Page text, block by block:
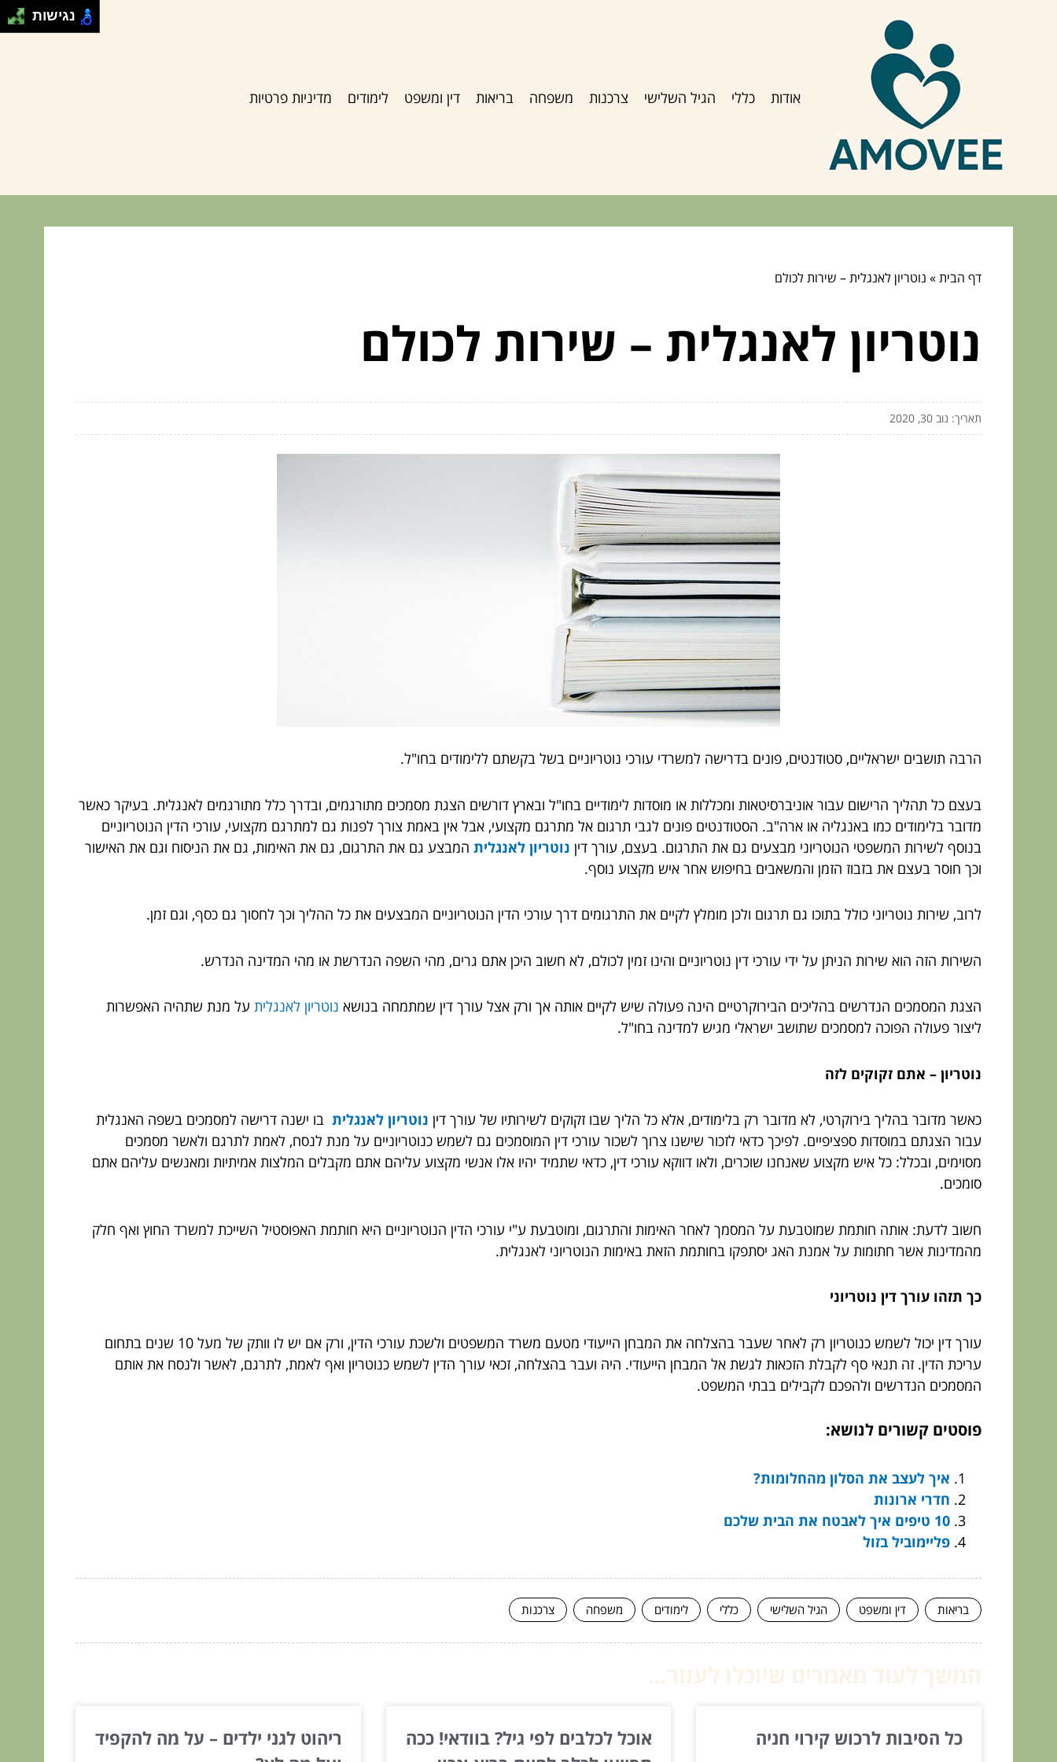
אודות כללי הגיל השלישי צרכנות משפחה בריאות דין ומשפט לימודים מדיניות פרטיות
דף הבית» נוטריון לאנגלית – שירות לכולם
נוטריון לאנגלית – שירות לכולם
תאריך: נוב 30, 2020
הרבה תושבים ישראליים, סטודנטים, פונים בדרישה למשרדי עורכי נוטריוניים בשל בקשתם ללימודים בחו"ל.
בעצם כל תהליך הרישום עבור אוניברסיטאות ומכללות או מוסדות לימודיים בחו"ל ובארץ דורשים הצגת מסמכים מתורגמים, ובדרך כלל מתורגמים לאנגלית. בעיקר כאשר
מדובר בלימודים כמו באנגליה או ארה"ב. הסטודנטים פונים לגבי תרגום אל מתרגם מקצועי, אבל אין באמת צורך לפנות גם למתרגם מקצועי, עורכי הדין הנוטריוניים
בנוסף לשירות המשפטי הנוטריוני מבצעים גם את התרגום. בעצם, עורך דין נוטריון לאנגלית המבצע גם את התרגום, גם את האימות, גם את הניסוח וגם את האישור
וכך חוסר בעצם את בזבוז הזמן והמשאבים בחיפוש אחר איש מקצוע נוסף.
לרוב, שירות נוטריוני כולל בתוכו גם תרגום ולכן מומלץ לקיים את התרגומים דרך עורכי הדין הנוטריוניים המבצעים את כל ההליך וכך לחסוך גם כסף, וגם זמן.
השירות הזה הוא שירות הניתן על ידי עורכי דין נוטריוניים והינו זמין לכולם, לא חשוב היכן אתם גרים, מהי השפה הנדרשת או מהי המדינה הנדרש.
הצגת המסמכים הנדרשים בהליכים הבירוקרטיים הינה פעולה שיש לקיים אותה אך ורק אצל עורך דין שמתמחה בנושא נוטריון לאנגלית על מנת שתהיה האפשרות
ליצור פעולה הפוכה למסמכים שתושב ישראלי מגיש למדינה בחו"ל.
נוטריון – אתם זקוקים לזה
כאשר מדובר בהליך בירוקרטי, לא מדובר רק בלימודים, אלא כל הליך שבו זקוקים לשירותיו של עורך דין נוטריון לאנגלית בו ישנה דרישה למסמכים בשפה האנגלית
עבור הצגתם במוסדות ספציפיים. לפיכך כדאי לזכור שישנו צרוך לשכור עורכי דין המוסמכים גם לשמש כנוטריוניים על מנת לנסח, לאמת לתרגם ולאשר מסמכים
מסוימים, ובכלל: כל איש מקצוע שאנחנו שוכרים, ולאו דווקא עורכי דין, כדאי שתמיד יהיו אלו אנשי מקצוע עליהם אתם מקבלים המלצות אמיתיות ומאנשים עליהם אתם
סומכים.
חשוב לדעת: אותה חותמת שמוטבעת על המסמך לאחר האימות והתרגום, ומוטבעת ע"י עורכי הדין הנוטריוניים היא חותמת האפוסטיל השייכת למשרד החוץ ואף חלק
מהמדינות אשר חתומות על אמנת האג יסתפקו בחותמת הזאת באימות הנוטריוני לאנגלית.
כך תזהו עורך דין נוטריוני
עורך דין יכול לשמש כנוטריון רק לאחר שעבר בהצלחה את המבחן הייעודי מטעם משרד המשפטים ולשכת עורכי הדין, ורק אם יש לו וותק של מעל 10 שנים בתחום
עריכת הדין. זה תנאי סף לקבלת הזכאות לגשת אל המבחן הייעודי. היה ועבר בהצלחה, זכאי עורך הדין לשמש כנוטריון ואף לאמת, לתרגם, לאשר ולנסח את אותם
המסמכים הנדרשים ולהפכם לקבילים בבתי המשפט.
פוסטים קשורים לנושא:
איך לעצב את הסלון מהחלומות?
חדרי ארונות
10 טיפים איך לאבטח את הבית שלכם
פליימוביל בזול
בריאות דין ומשפט הגיל השלישי כללי לימודים משפחה צרכנות
כל הסיבות לרכוש קירוי חניה
אוכל לכלבים לפי גיל? בוודאי! ככה
ריהוט לגני ילדים – על מה להקפיד
נגישות